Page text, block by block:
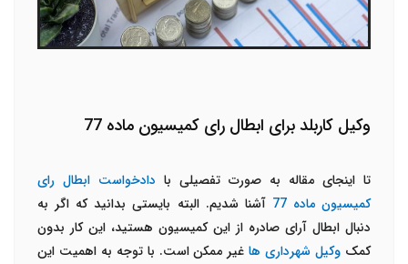
وکیل کاربلد برای ابطال رای کمیسیون ماده 77
تا اینجای مقاله به صورت تفصیلی با دادخواست ابطال رای
کمیسیون ماده 77
آشنا شدیم. البته بایستی بدانید که اگر به
دنبال ابطال آرای صادره از این کمیسیون هستید، این کار بدون
کمک وکیل شهرداری هاغیر ممکن است. با توجه به اهمیت این